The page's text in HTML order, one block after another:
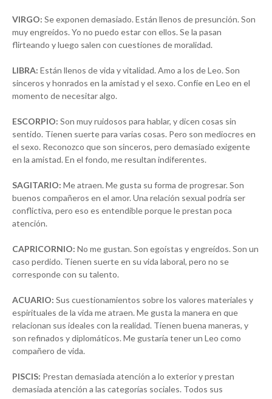
VIRGO: Se exponen demasiado. Están llenos de presunción. Son
muy engreídos. Yo no puedo estar con ellos. Se la pasan
flirteando y luego salen con cuestiones de moralidad.
LIBRA: Están llenos de vida y vitalidad. Amo a los de Leo. Son
sinceros y honrados en la amistad y el sexo. Confíe en Leo en el
momento de necesitar algo.
ESCORPIO: Son muy ruidosos para hablar, y dicen cosas sin
sentido. Tienen suerte para varias cosas. Pero son mediocres en
el sexo. Reconozco que son sinceros, pero demasiado exigente
en la amistad. En el fondo, me resultan indiferentes.
SAGITARIO: Me atraen. Me gusta su forma de progresar. Son
buenos compañeros en el amor. Una relación sexual podría ser
conflictiva, pero eso es entendible porque le prestan poca
atención.
CAPRICORNIO: No me gustan. Son egoístas y engreídos. Son un
caso perdido. Tienen suerte en su vida laboral, pero no se
corresponde con su talento.
ACUARIO: Sus cuestionamientos sobre los valores materiales y
espirituales de la vida me atraen. Me gusta la manera en que
relacionan sus ideales con la realidad. Tienen buena maneras, y
son refinados y diplomáticos. Me gustaría tener un Leo como
compañero de vida.
PISCIS: Prestan demasiada atención a lo exterior y prestan
demasiada atención a las categorías sociales. Todos sus